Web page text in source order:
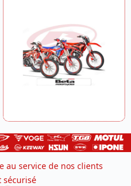
au service de nos clients
sécurisé